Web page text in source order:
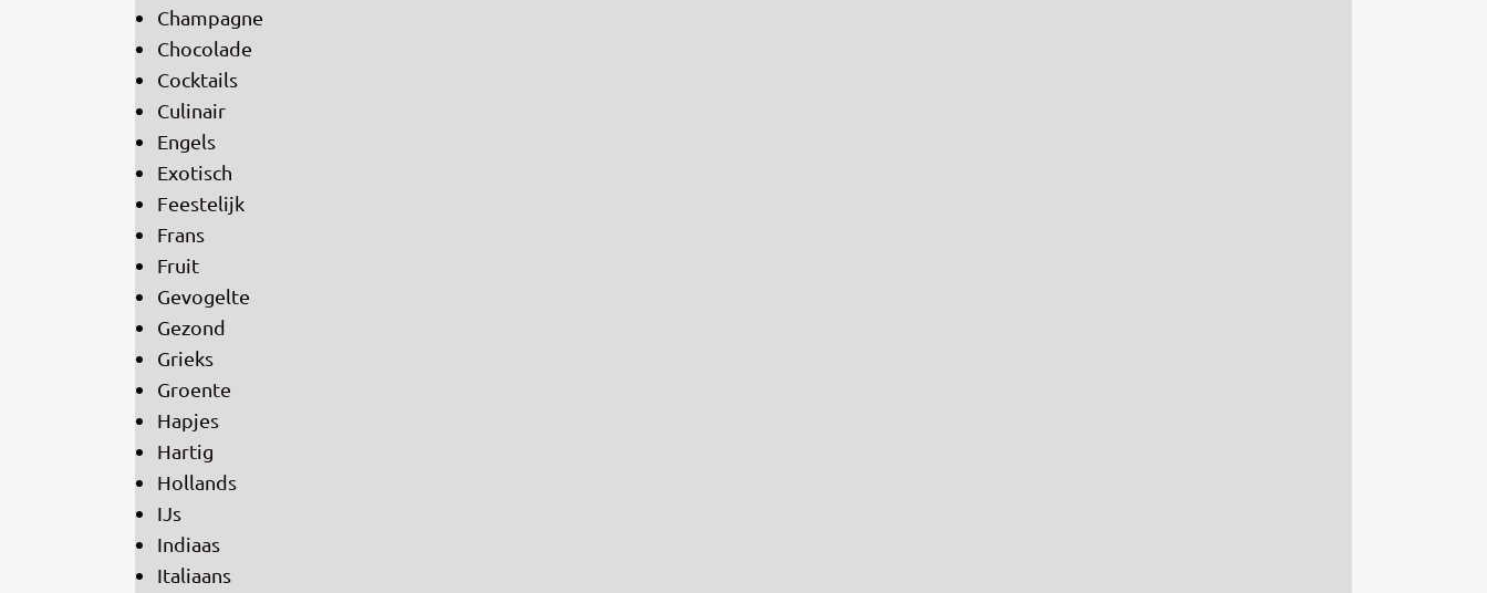
Champagne
Chocolade
Cocktails
Culinair
Engels
Exotisch
Feestelijk
Frans
Fruit
Gevogelte
Gezond
Grieks
Groente
Hapjes
Hartig
Hollands
IJs
Indiaas
Italiaans